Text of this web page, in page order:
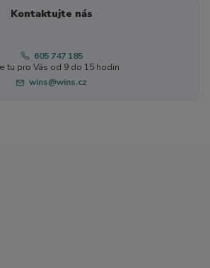
Kontaktujte nás
605 747 185
tu pro Vás od 9 do 15 hodin
wins@wins.cz